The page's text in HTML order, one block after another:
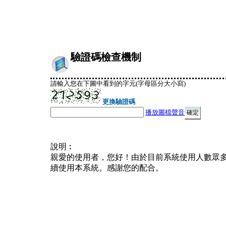
驗證碼檢查機制
請輸入您在下圖中看到的字元(字母區分大小寫)
更換驗證碼
播放圖檔聲音
說明︰
親愛的使用者，您好！由於目前系統使用人數眾
續使用本系統。感謝您的配合。